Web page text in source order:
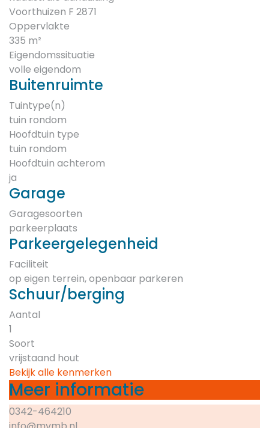
Voorthuizen F 2871
Oppervlakte
335 m²
Eigendomssituatie
volle eigendom
Buitenruimte
Tuintype(n)
tuin rondom
Hoofdtuin type
tuin rondom
Hoofdtuin achterom
ja
Garage
Garagesoorten
parkeerplaats
Parkeergelegenheid
Faciliteit
op eigen terrein, openbaar parkeren
Schuur/berging
Aantal
1
Soort
vrijstaand hout
Bekijk alle kenmerken
Meer informatie
0342-464210